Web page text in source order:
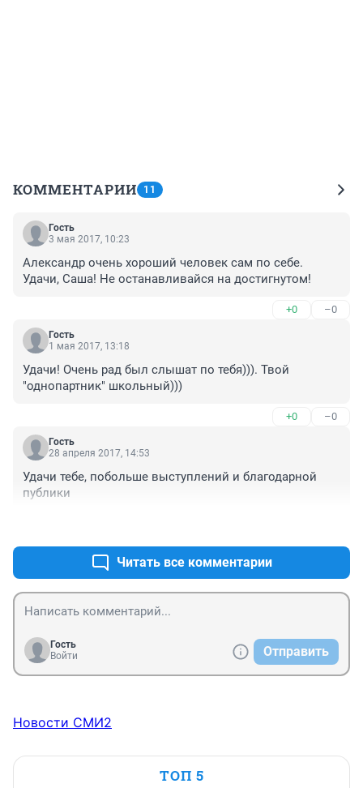
КОММЕНТАРИИ 11
Гость
3 мая 2017, 10:23
Александр очень хороший человек сам по себе.
Удачи, Саша! Не останавливайся на достигнутом!
+0 –0
Гость
1 мая 2017, 13:18
Удачи! Очень рад был слышат по тебя))). Твой
"однопартник" школьный)))
+0 –0
Гость
28 апреля 2017, 14:53
Удачи тебе, побольше выступлений и благодарной
публики
Читать все комментарии
Гость
Войти
Отправить
Новости СМИ2
ТОП 5